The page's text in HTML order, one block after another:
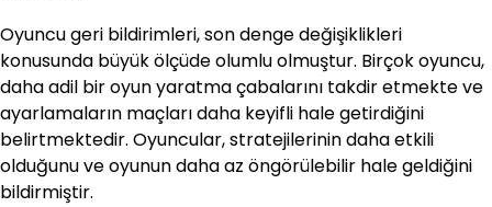
Oyuncu geri bildirimleri, son denge değişiklikleri
konusunda büyük ölçüde olumlu olmuştur. Birçok oyuncu,
daha adil bir oyun yaratma çabalarını takdir etmekte ve
ayarlamaların maçları daha keyifli hale getirdiğini
belirtmektedir. Oyuncular, stratejilerinin daha etkili
olduğunu ve oyunun daha az öngörülebilir hale geldiğini
bildirmiştir.